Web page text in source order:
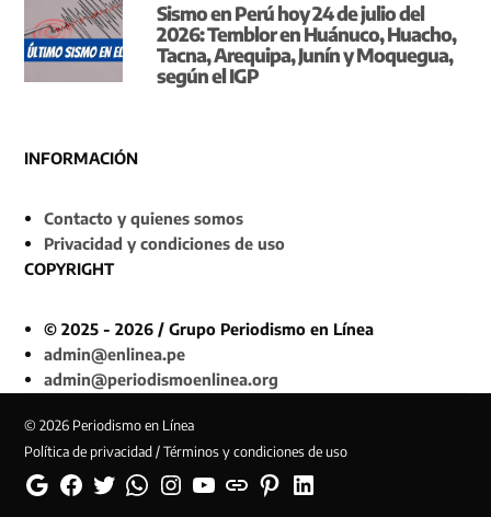
Sismo en Perú hoy 24 de julio del
2026: Temblor en Huánuco, Huacho,
Tacna, Arequipa, Junín y Moquegua,
según el IGP
INFORMACIÓN
Contacto y quienes somos
Privacidad y condiciones de uso
COPYRIGHT
© 2025 - 2026 / Grupo Periodismo en Línea
admin@enlinea.pe
admin@periodismoenlinea.org
© 2026 Periodismo en Línea
Política de privacidad / Términos y condiciones de uso
GoogleFacebookTwitterWhatsappInstagramYouTubeWeb PinterestLinkedin